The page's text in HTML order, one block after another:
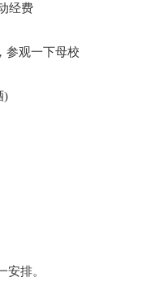
经费
参观一下母校
)
安排。